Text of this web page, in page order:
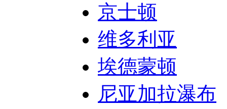
京士顿
维多利亚
埃德蒙顿
尼亚加拉瀑布